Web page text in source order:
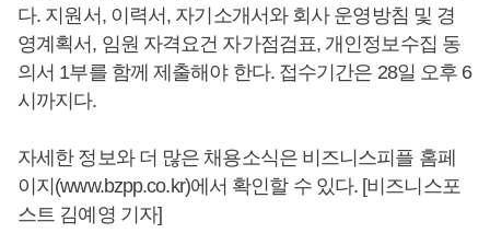
다. 지원서, 이력서, 자기소개서와 회사 운영방침 및 경
영계획서, 임원 자격요건 자가점검표, 개인정보수집 동
의서 1부를 함께 제출해야 한다. 접수기간은 28일 오후 6
시까지다.
자세한 정보와 더 많은 채용소식은 비즈니스피플 홈페
이지(www.bzpp.co.kr)에서 확인할 수 있다. [비즈니스포
스트 김예영 기자]